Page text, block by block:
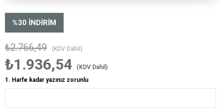
%30 İNDIRIM
₺2.766,49 (KDV Dahil)
₺1.936,54
(KDV Dahil)
1. Harfe kadar yazınız zorunlu